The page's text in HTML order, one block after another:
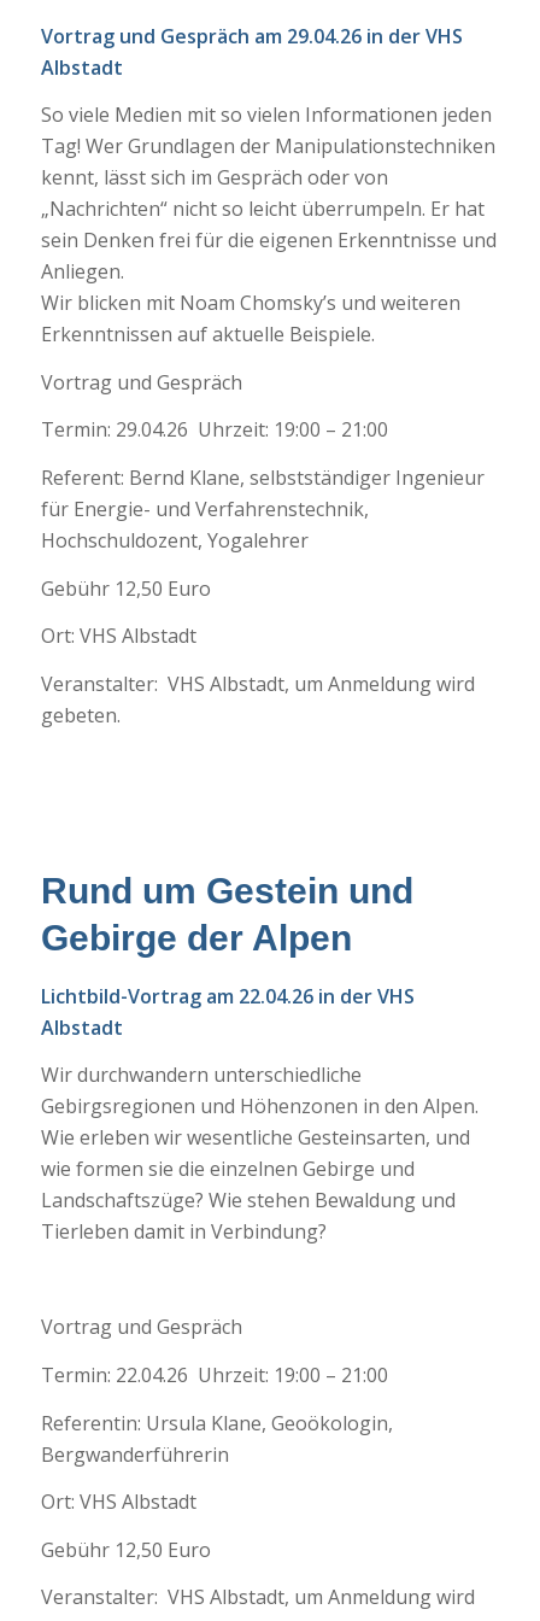
Vortrag und Gespräch am 29.04.26 in der VHS
Albstadt
So viele Medien mit so vielen Informationen jeden
Tag! Wer Grundlagen der Manipulationstechniken
kennt, lässt sich im Gespräch oder von
„Nachrichten“ nicht so leicht überrumpeln. Er hat
sein Denken frei für die eigenen Erkenntnisse und
Anliegen.
Wir blicken mit Noam Chomsky’s und weiteren
Erkenntnissen auf aktuelle Beispiele.
Vortrag und Gespräch
Termin: 29.04.26 Uhrzeit: 19:00 – 21:00
Referent: Bernd Klane, selbstständiger Ingenieur
für Energie- und Verfahrenstechnik,
Hochschuldozent, Yogalehrer
Gebühr 12,50 Euro
Ort: VHS Albstadt
Veranstalter: VHS Albstadt, um Anmeldung wird
gebeten.
Rund um Gestein und
Gebirge der Alpen
Lichtbild-Vortrag am 22.04.26 in der VHS
Albstadt
Wir durchwandern unterschiedliche
Gebirgsregionen und Höhenzonen in den Alpen.
Wie erleben wir wesentliche Gesteinsarten, und
wie formen sie die einzelnen Gebirge und
Landschaftszüge? Wie stehen Bewaldung und
Tierleben damit in Verbindung?
Vortrag und Gespräch
Termin: 22.04.26 Uhrzeit: 19:00 – 21:00
Referentin: Ursula Klane, Geoökologin,
Bergwanderführerin
Ort: VHS Albstadt
Gebühr 12,50 Euro
Veranstalter: VHS Albstadt, um Anmeldung wird